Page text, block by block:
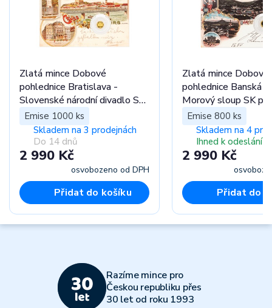
Zlatá mince Dobové
pohlednice Bratislava -
Slovenské národní divadlo SK
proof
Emise 1000 ks
Skladem na 3 prodejnách
Do 14 dnů
2 990 Kč
osvobozeno od DPH
Přidat do košíku
Zlatá mince Dobové
pohlednice Banská
Morový sloup SK
Emise 800 ks
Skladem na 4
Ihned k odeslání
2 990 Kč
Přidat do
Razíme mince pro
Českou republiku přes
30 let od roku 1993